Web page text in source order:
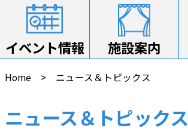
イベント情報 施設案内
Home ニュース＆トピックス
ニュース＆トピックス